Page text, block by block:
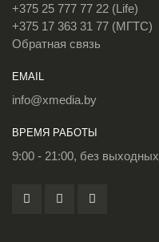
+375 25 777 77 22 (Life)
+375 17 363 31 77 (МГТС)
Обратная связь
EMAIL
info@xmedia.by
ВРЕМЯ РАБОТЫ
9:00 - 21:00, без выходных